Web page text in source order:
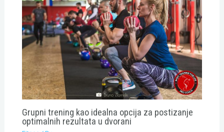
Grupni trening kao idealna opcija za postizanje
optimalnih rezultata u dvorani